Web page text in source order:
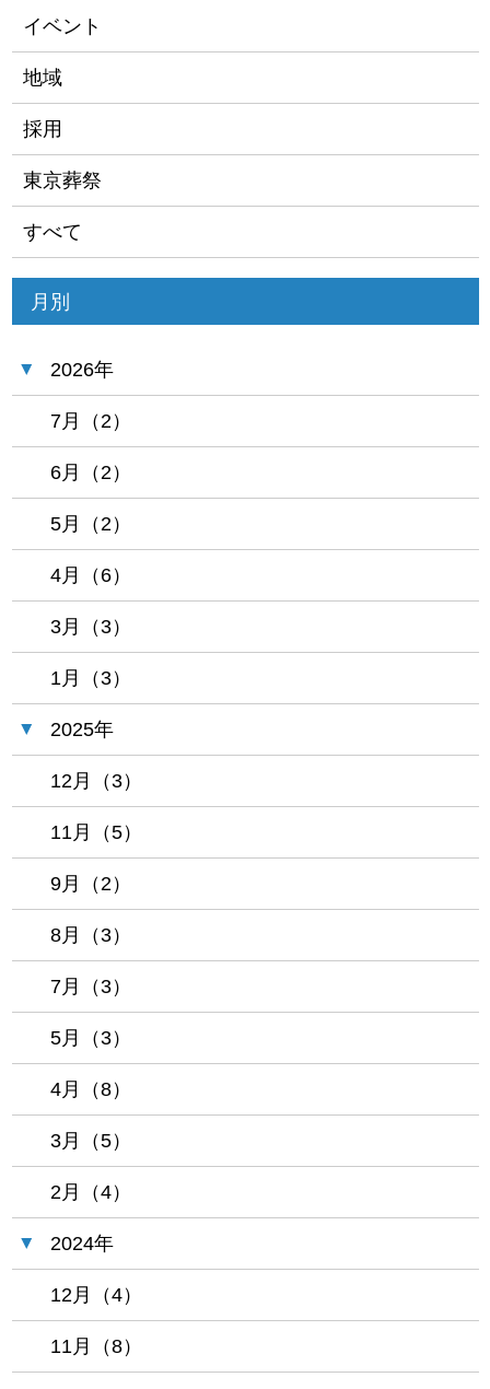
イベント
地域
採用
東京葬祭
すべて
月別
2026年
7月（2）
6月（2）
5月（2）
4月（6）
3月（3）
1月（3）
2025年
12月（3）
11月（5）
9月（2）
8月（3）
7月（3）
5月（3）
4月（8）
3月（5）
2月（4）
2024年
12月（4）
11月（8）